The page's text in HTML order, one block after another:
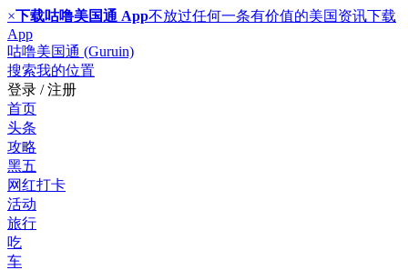
×下载咕噜美国通 App不放过任何一条有价值的美国资讯下载
App
咕噜美国通 (Guruin)
搜索我的位置
登录 / 注册
首页
头条
攻略
黑五
网红打卡
活动
旅行
吃
车